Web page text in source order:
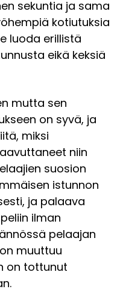
sekuntia ja sama
kotiutuksia
luoda erillistä
eikä keksiä
mutta sen
on syvä, ja
miksi
niin
suosion
istunnon
ja palaava
ilman
pelaajan
muuttuu
on tottunut